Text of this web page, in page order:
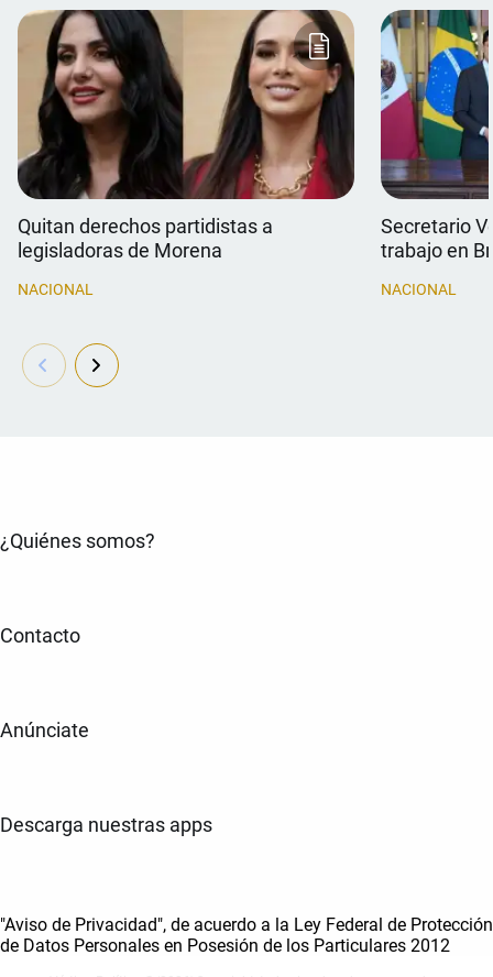
Quitan derechos partidistas a
legisladoras de Morena
NACIONAL
Secretario
trabajo en
NACIONAL
¿Quiénes somos?
Contacto
Anúnciate
Descarga nuestras apps
"Aviso de Privacidad", de acuerdo a la Ley Federal de Protección
de Datos Personales en Posesión de los Particulares 2012